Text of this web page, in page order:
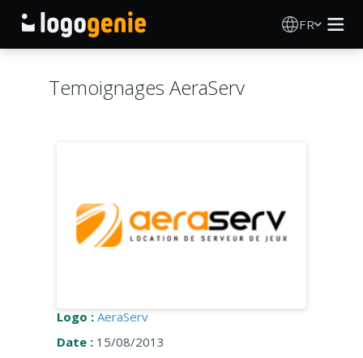
FR
Produits imprimés
À propos
Temoignages AeraServ
Logo : AeraServ
Date : 15/08/2013